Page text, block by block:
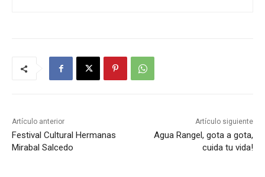
Artículo anterior
Festival Cultural Hermanas
Mirabal Salcedo
Artículo siguiente
Agua Rangel, gota a gota,
cuida tu vida!